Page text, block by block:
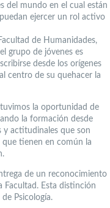
del mundo en el cual están
ejercer un rol activo
de Humanidades,
grupo de jóvenes es
desde los orígenes
centro de su quehacer la
la oportunidad de
la formación desde
y actitudinales que son
que tienen en común la
de un reconocimiento
Facultad. Esta distinción
Psicología.